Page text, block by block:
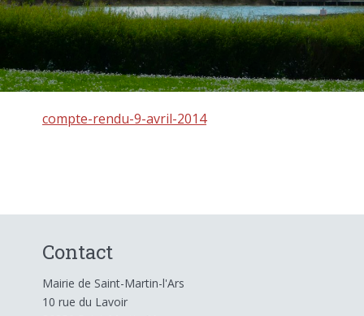
compte-rendu-9-avril-2014
Contact
Mairie de Saint-Martin-l'Ars
10 rue du Lavoir